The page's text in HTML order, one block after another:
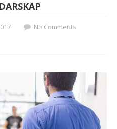
No Comments